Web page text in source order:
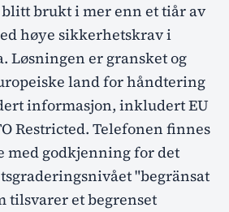
brukt i mer enn et tiår av
høye sikkerhetskrav i
Løsningen er gransket og
land for håndtering
informasjon, inkludert EU
Restricted. Telefonen finnes
med godkjenning for det
"begränsat
tilsvarer et begrenset